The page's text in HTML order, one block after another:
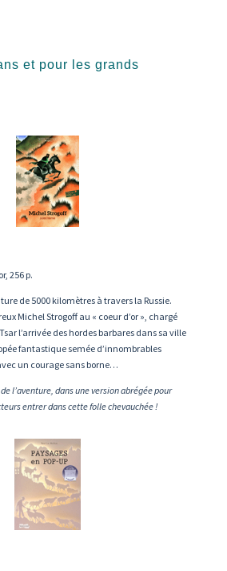
et pour les grands
256 p.
de 5000 kilomètres à travers la Russie.
Michel Strogoff au « coeur d’or », chargé
l’arrivée des hordes barbares dans sa ville
ée fantastique semée d’innombrables
un courage sans borne…
l’aventure, dans une version abrégée pour
entrer dans cette folle chevauchée !